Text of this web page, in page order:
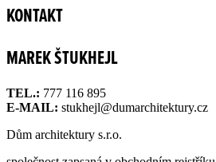
KONTAKT
MAREK ŠTUKHEJL
TEL.: 777 116 895
E-MAIL: stukhejl@dumarchitektury.cz
Dům architektury s.r.o.